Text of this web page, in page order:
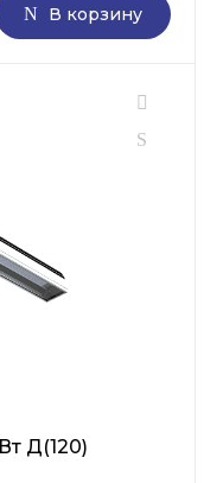
В корзину
Д(120)